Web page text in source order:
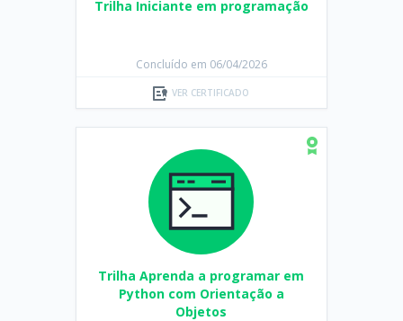
Trilha Iniciante em programação
Concluído em 06/04/2026
VER CERTIFICADO
Trilha Aprenda a programar em
Python com Orientação a
Objetos